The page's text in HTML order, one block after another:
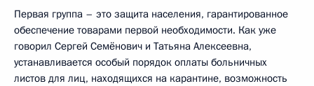
Первая группа – это защита населения, гарантированное
обеспечение товарами первой необходимости. Как уже
говорил Сергей Семёнович и Татьяна Алексеевна,
устанавливается особый порядок оплаты больничных
листов для лиц, находящихся на карантине, возможность